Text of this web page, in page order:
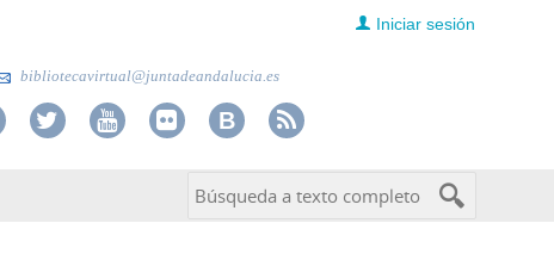
Iniciar sesión
bibliotecavirtual@juntadeandalucia.es